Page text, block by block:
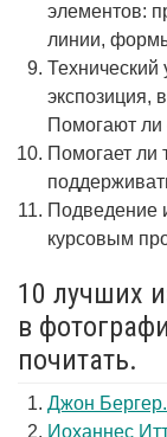
элементов:
линии,
экспозиция,
Помогают ли
Помогает ли
Подведение
курсовым
10 лучших
в
почитать.
Джон Бергер.
Иоханнес